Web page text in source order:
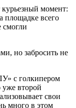
момент:
площадке всего
но забросить не
с голкипером
второй
свои
много в этом